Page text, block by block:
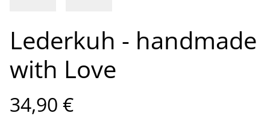
Lederkuh - handmade
with Love
34,90 €